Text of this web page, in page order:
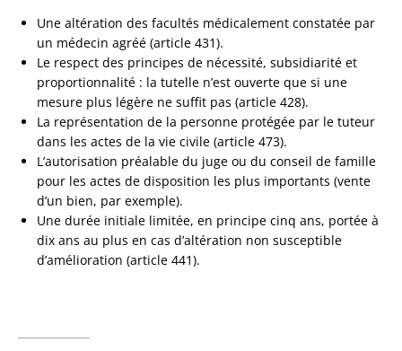
Une altération des facultés médicalement constatée par
un médecin agréé (article 431).
Le respect des principes de nécessité, subsidiarité et
proportionnalité : la tutelle n’est ouverte que si une
mesure plus légère ne suffit pas (article 428).
La représentation de la personne protégée par le tuteur
dans les actes de la vie civile (article 473).
L’autorisation préalable du juge ou du conseil de famille
pour les actes de disposition les plus importants (vente
d’un bien, par exemple).
Une durée initiale limitée, en principe cinq ans, portée à
dix ans au plus en cas d’altération non susceptible
d’amélioration (article 441).